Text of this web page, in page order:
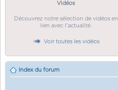
Vidéos
Découvrez notre sélection de vidéos en
lien avec l'actualité.
Voir toutes les vidéos
Index du forum